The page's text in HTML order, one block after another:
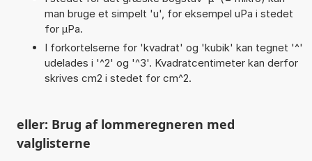
man bruge et simpelt 'u', for eksempel uPa i stedet
for µPa.
I forkortelserne for 'kvadrat' og 'kubik' kan tegnet '^'
udelades i '^2' og '^3'. Kvadratcentimeter kan derfor
skrives cm2 i stedet for cm^2.
eller: Brug af lommeregneren med
valglisterne